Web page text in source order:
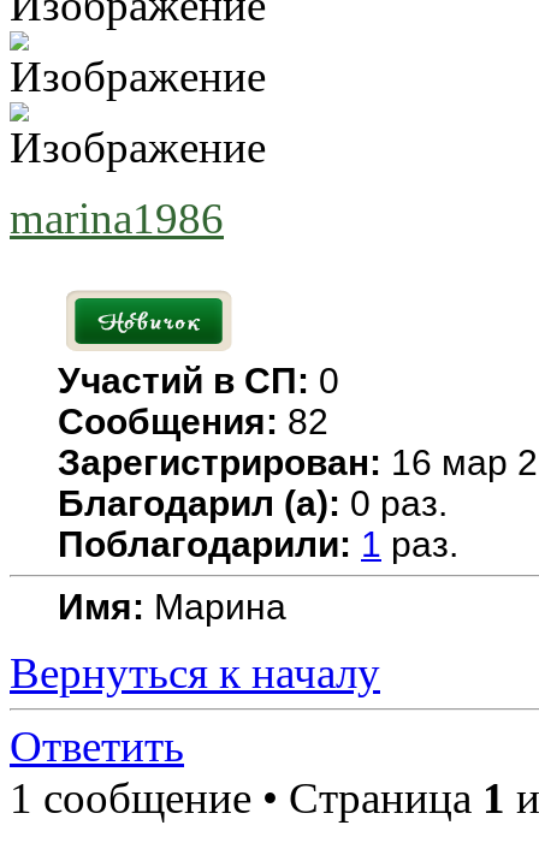
marina1986
Участий в СП: 0
Сообщения: 82
Зарегистрирован: 16 мар
Благодарил (а): 0 раз.
Поблагодарили: 1 раз.
Имя: Марина
Вернуться к началу
Ответить
1 сообщение • Страница 1